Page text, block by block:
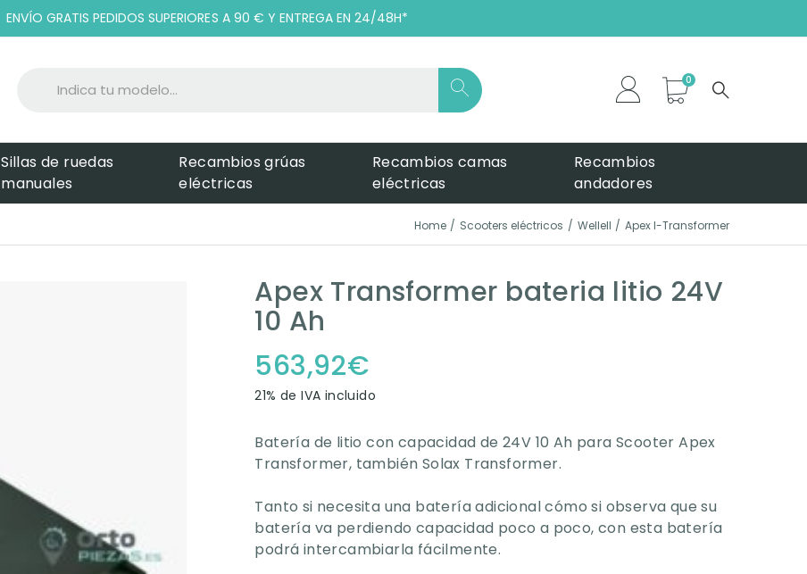
ENVÍO GRATIS PEDIDOS SUPERIORES A 90 € Y ENTREGA EN 24/48H*
Sillas de ruedas
manuales
Recambios grúas
eléctricas
Recambios camas
eléctricas
Recambios
andadores
Home Scooters eléctricos Wellell Apex I-Transformer
Apex Transformer bateria litio 24V
10 Ah
563,92€
21% de IVA incluido
Batería de litio con capacidad de 24V 10 Ah para Scooter Apex
Transformer, también Solax Transformer.
Tanto si necesita una batería adicional cómo si observa que su
batería va perdiendo capacidad poco a poco, con esta batería
podrá intercambiarla fácilmente.